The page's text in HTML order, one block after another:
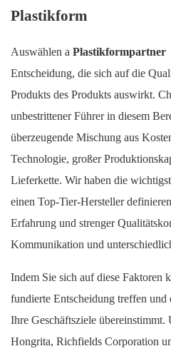
Plastikform
Auswählen a Plastikformpartner
Entscheidung, die sich auf die
Produkts des Produkts auswirkt.
unbestrittener Führer in diesem
überzeugende Mischung aus
Technologie, großer
Lieferkette. Wir haben die
einen Top-Tier-Hersteller
Erfahrung und strenger
Kommunikation und
Indem Sie sich auf diese Faktoren
fundierte Entscheidung treffen und
Ihre Geschäftsziele
Hongrita, Richfields Corporation